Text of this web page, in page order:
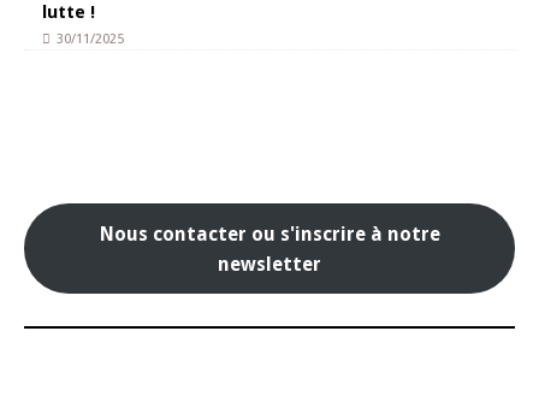
lutte !
30/11/2025
Nous contacter ou s'inscrire à notre
newsletter